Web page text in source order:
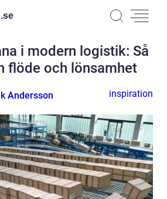
se
i modern logistik: Så
flöde och lönsamhet
Andersson inspiration